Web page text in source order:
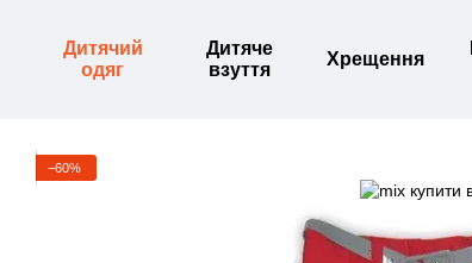
Дитячий
одяг
Дитяче
взуття
Хрещення
−60%